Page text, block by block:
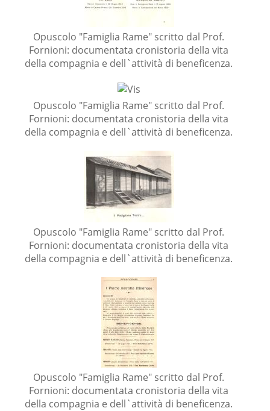
Opuscolo "Famiglia Rame" scritto dal Prof.
Fornioni: documentata cronistoria della vita
della compagnia e dell`attività di beneficenza.
Opuscolo "Famiglia Rame" scritto dal Prof.
Fornioni: documentata cronistoria della vita
della compagnia e dell`attività di beneficenza.
Opuscolo "Famiglia Rame" scritto dal Prof.
Fornioni: documentata cronistoria della vita
della compagnia e dell`attività di beneficenza.
Opuscolo "Famiglia Rame" scritto dal Prof.
Fornioni: documentata cronistoria della vita
della compagnia e dell`attività di beneficenza.